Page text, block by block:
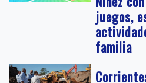
juegos,
familia